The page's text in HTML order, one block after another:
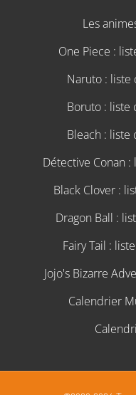
Les
One Piece :
Naruto :
Boruto : liste
Bleach :
Détective Conan
Black Clover :
Dragon Ball :
Fairy Tail :
Jojo's Bizarre
Calendrier